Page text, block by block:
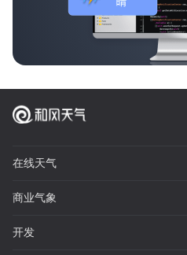
在线天气
商业气象
开发